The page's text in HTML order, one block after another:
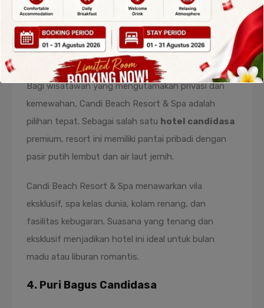
pasangan yang ingin menikmati liburan romantis
atau sekadar bersantai jauh dari keramaian.
3. Candi Beach Resort & Spa
Bagi wisatawan yang mengutamakan privasi dan
kemewahan, Candi Beach Resort & Spa adalah
pilihan tepat. Sebagai salah satu hotel candidasa
premium, resort ini memiliki pantai pribadi dengan
pasir putih lembut dan air laut jernih.
Candi Beach Resort & Spa menawarkan vila
eksklusif, spa kelas dunia, kolam renang, dan
fasilitas kebugaran. Suasana yang tenang dan
eksklusif menjadikan hotel ini ideal untuk bulan
madu atau liburan romantis.
4. Puri Bagus Candidasa